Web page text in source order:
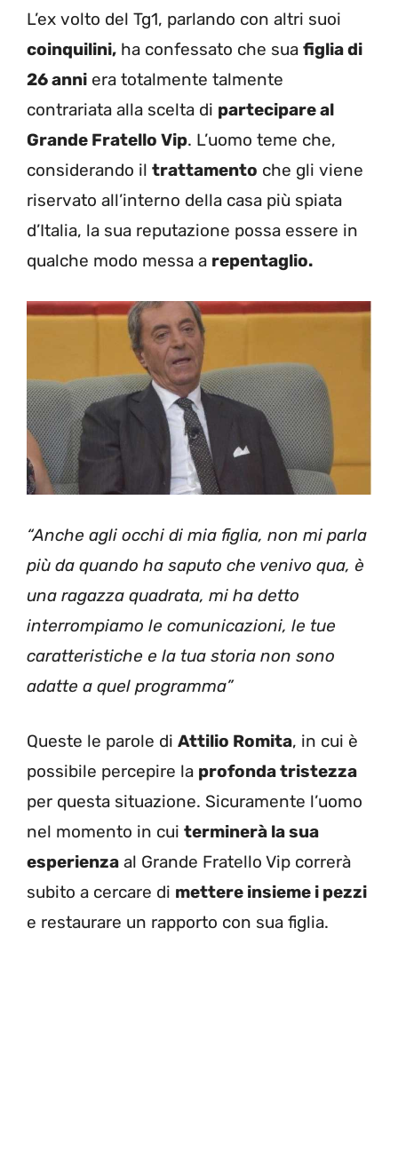
L’ex volto del Tg1, parlando con altri suoi
coinquilini, ha confessato che sua figlia di
26 anni era totalmente talmente
contrariata alla scelta di partecipare al
Grande Fratello Vip. L’uomo teme che,
considerando il trattamento che gli viene
riservato all’interno della casa più spiata
d’Italia, la sua reputazione possa essere in
qualche modo messa a repentaglio.
“Anche agli occhi di mia figlia, non mi parla
più da quando ha saputo che venivo qua, è
una ragazza quadrata, mi ha detto
interrompiamo le comunicazioni, le tue
caratteristiche e la tua storia non sono
adatte a quel programma”
Queste le parole di Attilio Romita, in cui è
possibile percepire la profonda tristezza
per questa situazione. Sicuramente l’uomo
nel momento in cui terminerà la sua
esperienza al Grande Fratello Vip correrà
subito a cercare di mettere insieme i pezzi
e restaurare un rapporto con sua figlia.